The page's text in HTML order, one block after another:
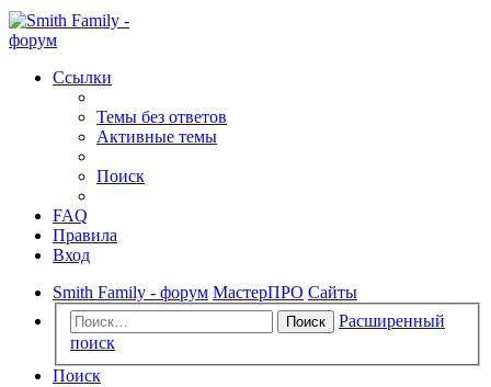
Ссылки
Темы без ответов
Активные темы
Поиск
FAQ
Правила
Вход
Smith Family - форум МастерПРО Сайты
Поиск
Расширенный
поиск
Поиск